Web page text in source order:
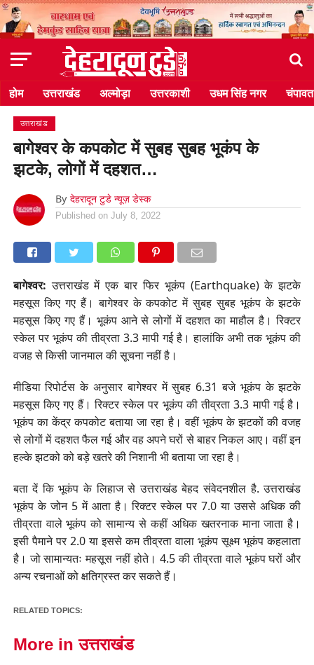
होम उत्तराखंड अल्मोड़ा उत्तरकाशी उधम सिंह नगर चंपावत
उत्तराखंड
बागेश्वर के कपकोट में सुबह सुबह भूकंप के
झटके, लोगों में दहशत…
By देहरादून टुडे न्यूज़ डेस्क
Published on July 8, 2022
बागेश्वर: उत्तराखंड में एक बार फिर भूकंप (Earthquake) के झटके
महसूस किए गए हैं। बागेश्वर के कपकोट में सुबह सुबह भूकंप के झटके
महसूस किए गए हैं। भूकंप आने से लोगों में दहशत का माहौल है। रिक्‍टर
स्‍केल पर भूकंप की तीव्रता 3.3 मापी गई है। हालांकि अभी तक भूकंप की
वजह से किसी जानमाल की सूचना नहीं है।
मीडिया रिपोर्टस के अनुसार बागेश्वर में सुबह 6.31 बजे भूकंप के झटके
महसूस किए गए हैं। रिक्‍टर स्‍केल पर भूकंप की तीव्रता 3.3 मापी गई है।
भूकंप का केंद्र कपकोट बताया जा रहा है। वहीं भूकंप के झटकों की वजह
से लोगों में दहशत फैल गई और वह अपने घरों से बाहर निकल आए। वहीं इन
हल्के झटको को बड़े खतरे की निशानी भी बताया जा रहा है।
बता दें कि भूकंप के लिहाज से उत्तराखंड बेहद संवेदनशील है. उत्तराखंड
भूकंप के जोन 5 में आता है। रिक्टर स्केल पर 7.0 या उससे अधिक की
तीव्रता वाले भूकंप को सामान्य से कहीं अधिक खतरनाक माना जाता है।
इसी पैमाने पर 2.0 या इससे कम तीव्रता वाला भूकंप सूक्ष्म भूकंप कहलाता
है। जो सामान्यतः महसूस नहीं होते। 4.5 की तीव्रता वाले भूकंप घरों और
अन्य रचनाओं को क्षतिग्रस्त कर सकते हैं।
RELATED TOPICS:
More in उत्तराखंड